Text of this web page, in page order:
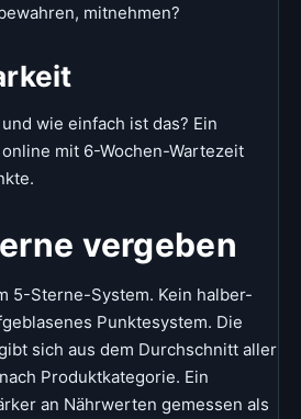
mitnehmen?
wie einfach ist das? Ein
mit 6-Wochen-Wartezeit
vergeben
5-Sterne-System. Kein halber-
Punktesystem. Die
sich aus dem Durchschnitt aller
Produktkategorie. Ein
an Nährwerten gemessen als